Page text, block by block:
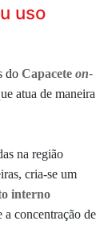
uso
do Capacete on-
atua de maneira
na região
cria-se um
interno
concentração de